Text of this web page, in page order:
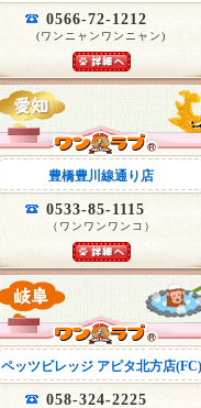
0566-72-1212
(ワンニャンワンニャン)
豊橋豊川線通り店
0533-85-1115
（ワンワンワンコ）
ペッツビレッジ アピタ北方店(FC)
058-324-2225